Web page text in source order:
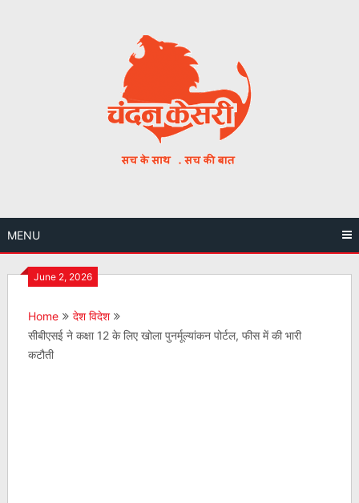
MENU
June 2, 2026
Home
देश विदेश
सीबीएसई ने कक्षा 12 के लिए खोला पुनर्मूल्यांकन पोर्टल, फीस में की भारी
कटौती